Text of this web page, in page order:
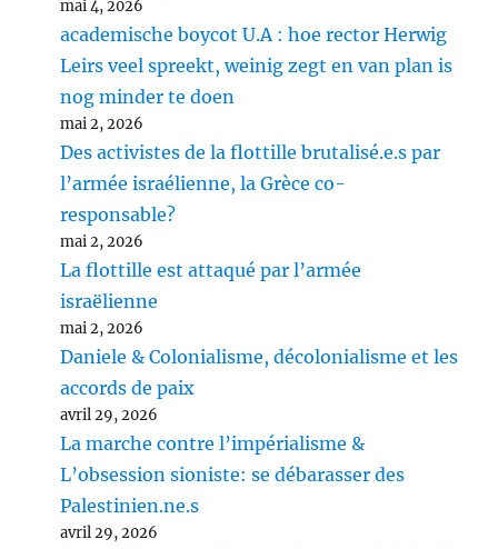
mai 4, 2026
academische boycot U.A : hoe rector Herwig
Leirs veel spreekt, weinig zegt en van plan is
nog minder te doen
mai 2, 2026
Des activistes de la flottille brutalisé.e.s par
l’armée israélienne, la Grèce co-
responsable?
mai 2, 2026
La flottille est attaqué par l’armée
israëlienne
mai 2, 2026
Daniele & Colonialisme, décolonialisme et les
accords de paix
avril 29, 2026
La marche contre l’impérialisme &
L’obsession sioniste: se débarasser des
Palestinien.ne.s
avril 29, 2026